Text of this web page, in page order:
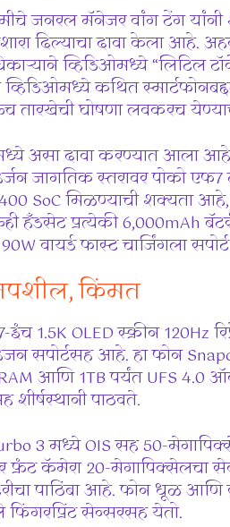
जनरल मॅनेजर वांग टेंग यांनी
दिल्याचा दावा केला
व्हिडिओमध्ये “लिटिल
कथित
तारखेची घोषणा लवकरच
असा दावा करण्यात आला आहे
जागतिक स्तरावर पोको
SoC मिळण्याची शक्यता आहे,
हँडसेट प्रत्येकी 6,000mAh
वायर्ड फास्ट चार्जिंगला
किंमत
1.5K OLED स्क्रीन 120Hz
सपोर्टसह आहे. हा फोन
RAM आणि 1TB पर्यंत UFS
पाठवते.
3 मध्ये OIS सह 50-
फ्रंट कॅमेरा 20-मेगापिक्सेलचा
पाठिंबा आहे. फोन धूळ आणि
फिंगरप्रिंट सेन्सरसह येतो.